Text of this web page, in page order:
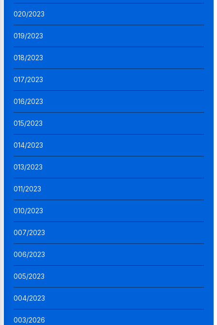
020/2023
019/2023
018/2023
017/2023
016/2023
015/2023
014/2023
013/2023
011/2023
010/2023
007/2023
006/2023
005/2023
004/2023
003/2026